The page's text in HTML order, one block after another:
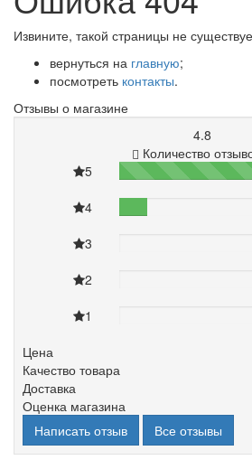
Извините, такой страницы не
вернуться на главную;
посмотреть контакты.
Отзывы о магазине
4.8
Количество
5
87%
4
3
2
1
Цена
Качество товара
Доставка
Оценка магазина
Написать отзыв
Все отзывы